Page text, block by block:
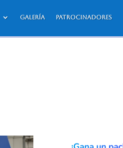
Galería Patrocinadores